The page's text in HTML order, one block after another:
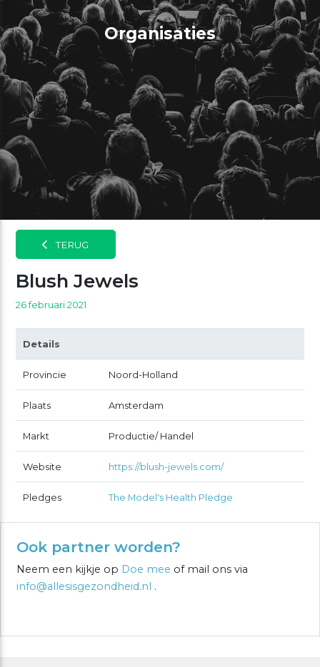
Organisaties
TERUG
Blush Jewels
26 februari 2021
Details
Provincie Noord-Holland
Plaats Amsterdam
Markt Productie/ Handel
Website https://blush-jewels.com/
Pledges The Model's Health Pledge
Ook partner worden?
Neem een kijkje op Doe mee of mail ons via
info@allesisgezondheid.nl .